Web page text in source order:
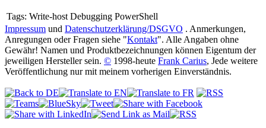
Tags: Write-host Debugging PowerShell
Impressum und Datenschutzerklärung/DSGVO . Anmerkungen,
Anregungen oder Fragen siehe "Kontakt". Alle Angaben ohne
Gewähr! Namen und Produktbezeichnungen können Eigentum der
jeweiligen Hersteller sein. © 1998-heute Frank Carius, Jede weitere
Veröffentlichung nur mit meinem vorherigen Einverständnis.